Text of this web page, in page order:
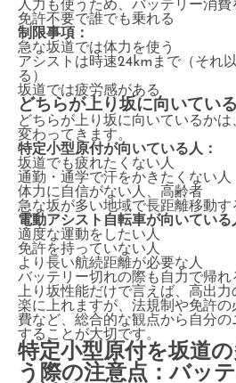
人力も使うため、バッテリー消費
免許不要で誰でも乗れる
制限事項：
急な坂道では体力を使う
アシストは時速24kmまで（それ
る）
坂道では疲労感がある
どちらが上り坂に向いてい
どちらが上り坂に向いているか
変わってきます。
特定小型原付が向いている人：
坂道でも疲れたくない人
通勤・通学で汗をかきたくない人
体力に自信がない人、高齢者
急な坂が多い地域で長距離移動す
電動アシスト自転車が向いている
適度な運動をしたい人
免許を持っていない人
より長い航続距離が必要な人
バッテリー切れの際も自力で帰れ
上り坂性能だけで言えば、高出
楽に上れますが、法規制や免許
費など、総合的な観点から自分
することが大切です。
特定小型原付を坂道
う際の注意点：バッ